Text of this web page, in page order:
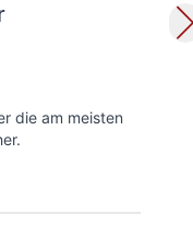
die am meisten